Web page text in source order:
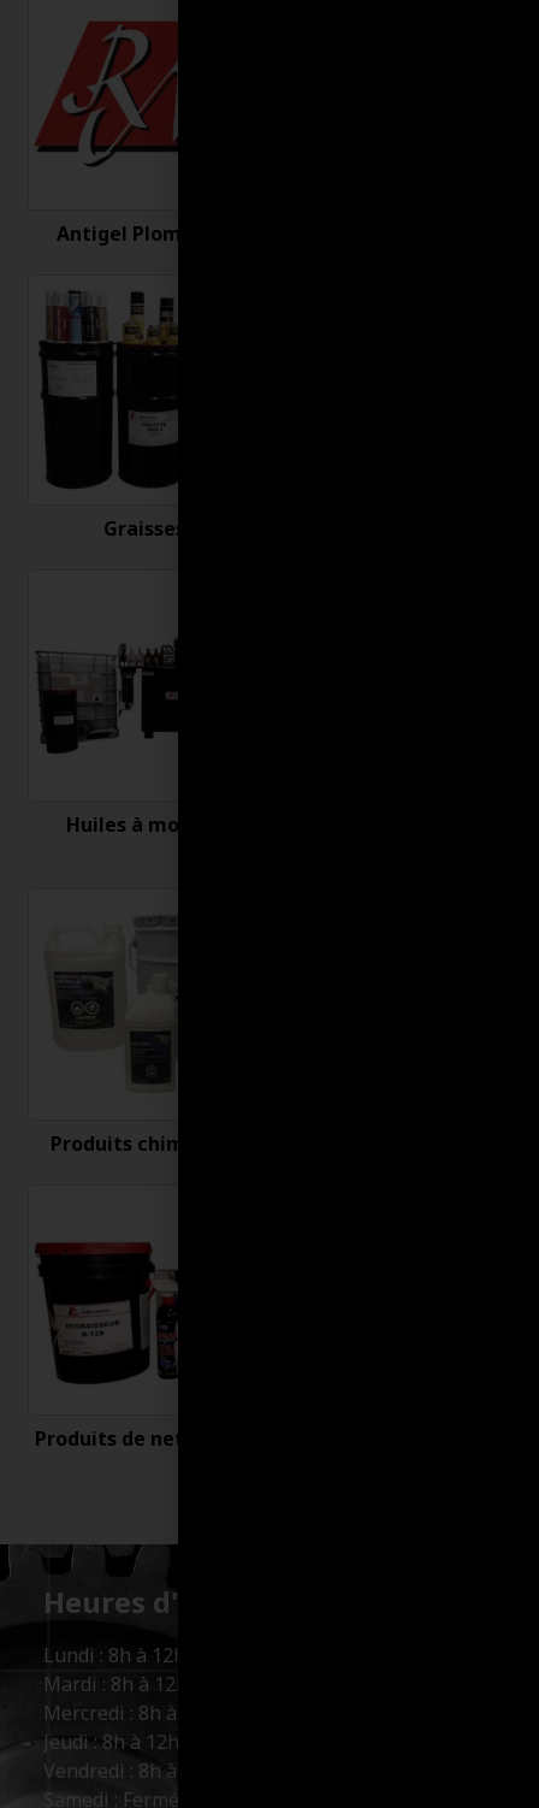
Antigel Plomberie
Graisses
Huiles à moteur
Produits chimiques
Produits de nettoyage
Heures d'ouverture :
Lundi : 8h à 12h et 13h à 17h
Mardi : 8h à 12h et 13h à 17h
Mercredi : 8h à 12h et 13h à 17h
Jeudi : 8h à 12h et 13h à 17h
Vendredi : 8h à 12h et 13h à 16h
Samedi : Fermé